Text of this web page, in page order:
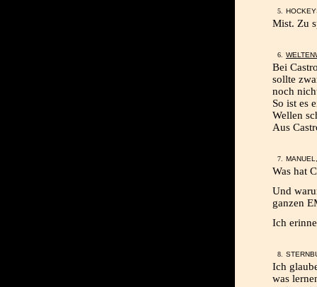
Mist. Zu
Bei
sollte
noch
So ist es
Wellen
Aus
Was hat
Und
ganzen
Ich
Ich
was